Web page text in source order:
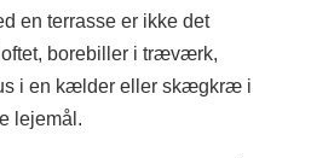
en terrasse er ikke det
borebiller i træværk,
i en kælder eller skægkræ i
lejemål.